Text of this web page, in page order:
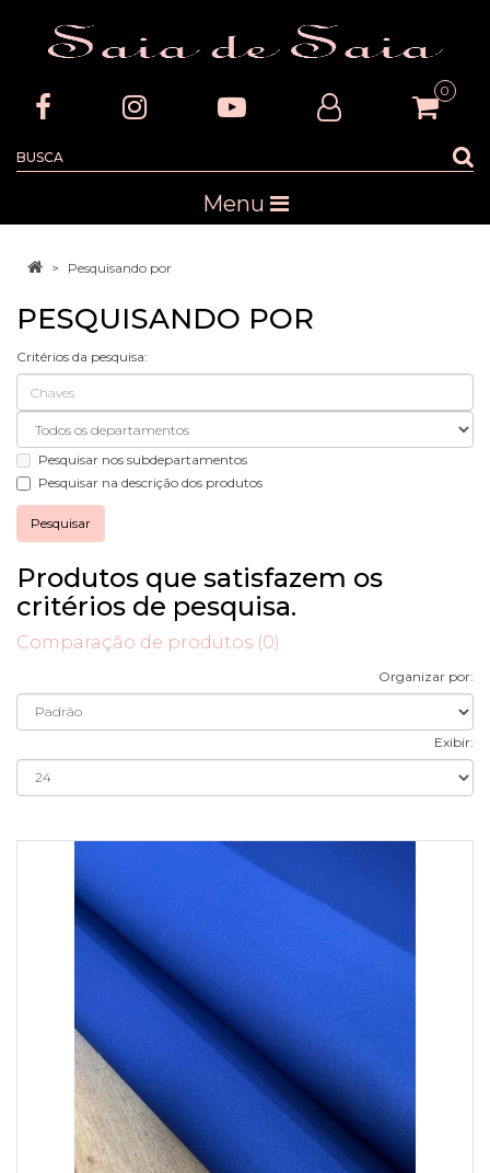
0
Menu
Pesquisando por
PESQUISANDO POR
Critérios da pesquisa:
Pesquisar nos subdepartamentos
Pesquisar na descrição dos produtos
Produtos que satisfazem os
critérios de pesquisa.
Comparação de produtos (0)
Organizar por:
Exibir: